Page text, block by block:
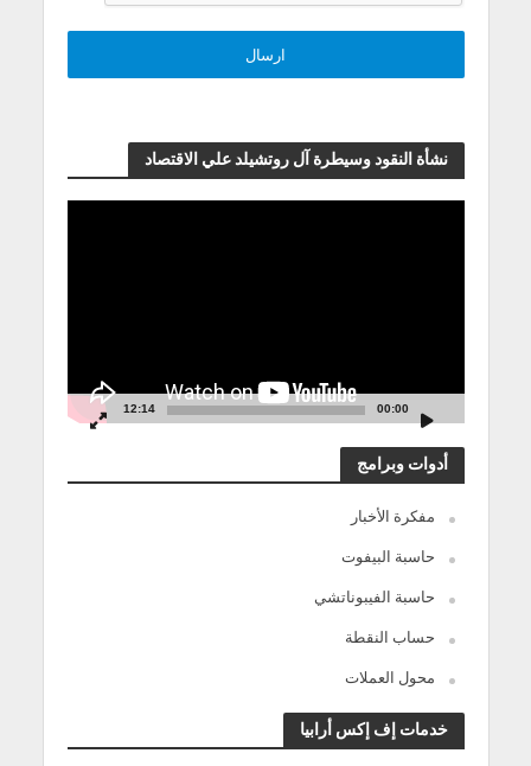
نشأة النقود وسيطرة آل روتشيلد علي الاقتصاد
00:00
12:14
أدوات وبرامج
مفكرة الأخبار
حاسبة البيفوت
حاسبة الفيبوناتشي
حساب النقطة
محول العملات
خدمات إف إكس أرابيا